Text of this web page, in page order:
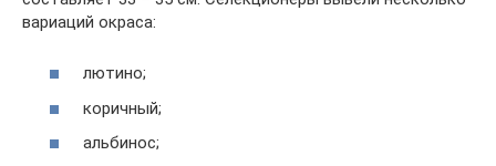
вариаций окраса:
лютино;
коричный;
альбинос;